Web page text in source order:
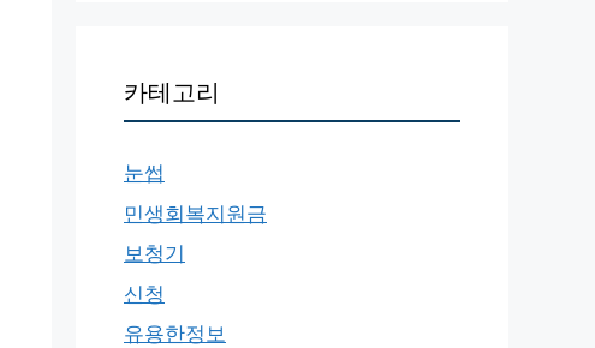
카테고리
눈썹
민생회복지원금
보청기
신청
유용한정보